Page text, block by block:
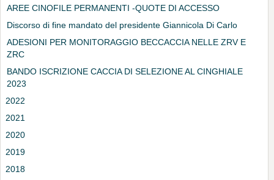
AREE CINOFILE PERMANENTI -QUOTE DI ACCESSO
Discorso di fine mandato del presidente Giannicola Di Carlo
ADESIONI PER MONITORAGGIO BECCACCIA NELLE ZRV E
ZRC
BANDO ISCRIZIONE CACCIA DI SELEZIONE AL CINGHIALE
2023
2022
2021
2020
2019
2018